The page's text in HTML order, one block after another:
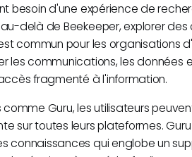
besoin d'une expérience de
delà de Beekeeper, explorer
commun pour les organisations
les communications, les données
fragmenté à l'information.
Guru, les utilisateurs
sur toutes leurs plateformes.
connaissances qui englobe un